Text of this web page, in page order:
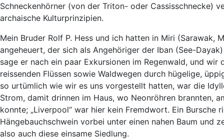
Schneckenhörner (von der Triton- oder Cassisschnecke)
archaische Kulturprinzipien.
Mein Bruder Rolf P. Hess und ich hatten in Miri (Sarawak,
angeheuert, der sich als Angehöriger der Iban (See-
sage er nach ein paar Exkursionen im Regenwald, und
reissenden Flüssen sowie Waldwegen durch hügelige,
so urtümlich wie wir es uns vorgestellt hatten, war die
Strom, damit drinnen im Haus, wo Neonröhren brannten,
konnte; „Liverpool“ war hier kein Fremdwort. Ein Bursche
Hängebauchschwein vorbei unter einen nahen Baum
also auch diese einsame Siedlung.